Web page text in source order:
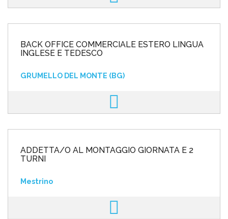
BACK OFFICE COMMERCIALE ESTERO LINGUA
INGLESE E TEDESCO
GRUMELLO DEL MONTE (BG)
ADDETTA/O AL MONTAGGIO GIORNATA E 2
TURNI
Mestrino